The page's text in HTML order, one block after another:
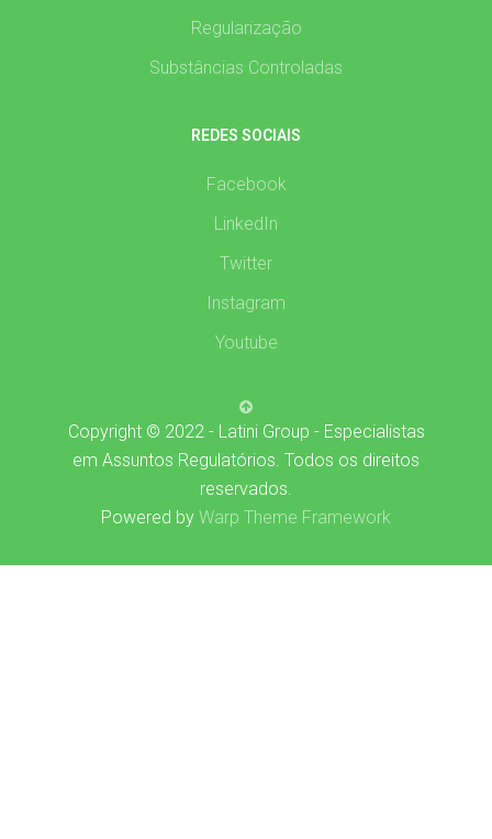
Regularização
Substâncias Controladas
REDES SOCIAIS
Facebook
LinkedIn
Twitter
Instagram
Youtube
Copyright © 2022 - Latini Group - Especialistas
em Assuntos Regulatórios. Todos os direitos
reservados.
Powered by Warp Theme Framework